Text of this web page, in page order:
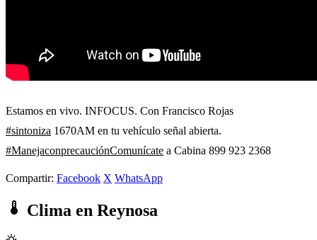
Estamos en vivo. INFOCUS. Con Francisco Rojas
#sintoniza 1670AM en tu vehículo señal abierta.
#ManejaconprecauciónComunícate a Cabina 899 923 2368
Compartir: Facebook X WhatsApp
Clima en Reynosa